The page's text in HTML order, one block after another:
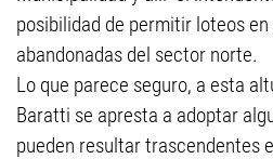
posibilidad de permitir loteos
abandonadas del sector norte.
Lo que parece seguro, a esta
Baratti se apresta a adoptar
pueden resultar trascendentes